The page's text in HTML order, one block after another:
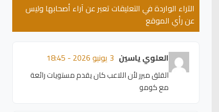
الآراء الواردة في التعليقات تعبر عن آراء أصحابها وليس
عن رأي الموقع
العلوي ياسين 3 يونيو 2026 - 18:45
القلق مبرر لأن اللاعب كان يقدم مستويات رائعة
مع كومو